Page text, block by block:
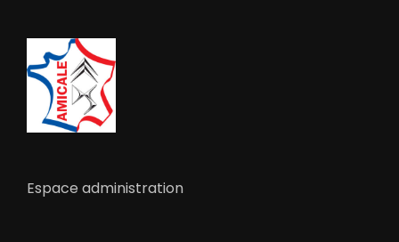
Espace administration